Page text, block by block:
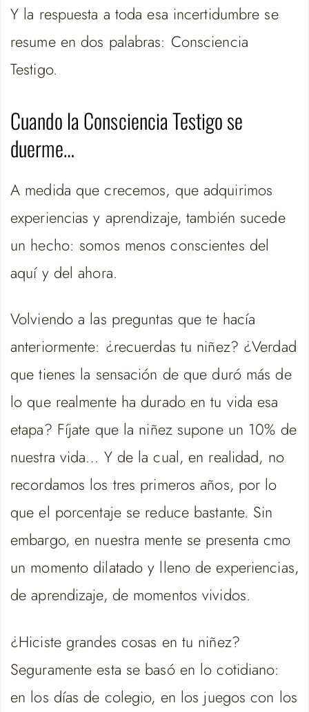
Y la respuesta a toda esa incertidumbre se
resume en dos palabras: Consciencia
Testigo.
Cuando la Consciencia Testigo se
duerme…
A medida que crecemos, que adquirimos
experiencias y aprendizaje, también sucede
un hecho: somos menos conscientes del
aquí y del ahora.
Volviendo a las preguntas que te hacía
anteriormente: ¿recuerdas tu niñez? ¿Verdad
que tienes la sensación de que duró más de
lo que realmente ha durado en tu vida esa
etapa? Fíjate que la niñez supone un 10% de
nuestra vida… Y de la cual, en realidad, no
recordamos los tres primeros años, por lo
que el porcentaje se reduce bastante. Sin
embargo, en nuestra mente se presenta cmo
un momento dilatado y lleno de experiencias,
de aprendizaje, de momentos vividos.
¿Hiciste grandes cosas en tu niñez?
Seguramente esta se basó en lo cotidiano:
en los días de colegio, en los juegos con los